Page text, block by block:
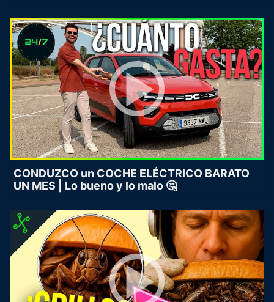
CONDUZCO un COCHE ELÉCTRICO BARATO
UN MES | Lo bueno y lo malo 🤔